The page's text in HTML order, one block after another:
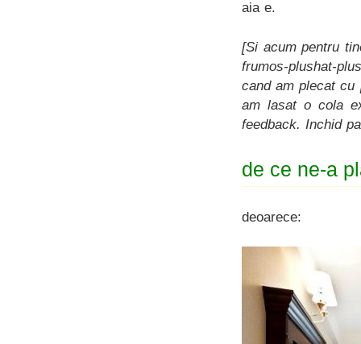
aia e.
[Si acum pentru
frumos-plushat-
cand am plecat cu
am lasat o cola
feedback. Inchid
de ce ne-a
deoarece: